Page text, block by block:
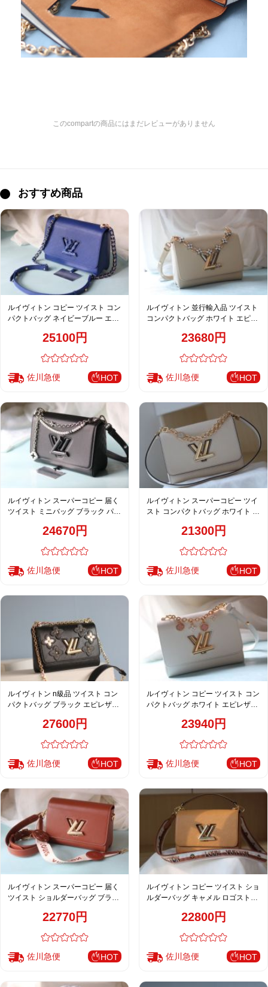
このcompartの商品にはまだレビューがありません
おすすめ商品
ルイヴィトン コピー ツイスト コン
パクトバッグ ネイビーブルー エピ
M50396 M23271 M23267 M23377
25100円
佐川急便 HOT
ルイヴィトン 並行輸入品 ツイスト
コンパクトバッグ ホワイト エピレ
ン M50500 M24044 M24043
23680円
佐川急便 HOT
ルイヴィトン スーパーコピー 届く
ツイスト ミニバッグ ブラック パー
ィース 新作 M50512 M14341
24670円
佐川急便 HOT
ルイヴィトン スーパーコピー ツイ
スト コンパクトバッグ ホワイト エ
M50369 M59402 M59403 M59627
21300円
佐川急便 HOT
ルイヴィトン n級品 ツイスト コン
パクトバッグ ブラック エピレザー
イン M50313 M50280 M50282
27600円
佐川急便 HOT
ルイヴィトン コピー ツイスト コン
パクトバッグ ホワイト エピレザー
イン M50506 M11723 M11724
23940円
佐川急便 HOT
ルイヴィトン スーパーコピー 届く
ツイスト ショルダーバッグ ブラウ
ディース 売れ筋 M50501 M24758
22770円
佐川急便 HOT
ルイヴィトン コピー ツイスト ショ
ルダーバッグ キャメル ロゴストラ
M50357 M57505 M57506 M57507
22800円
佐川急便 HOT